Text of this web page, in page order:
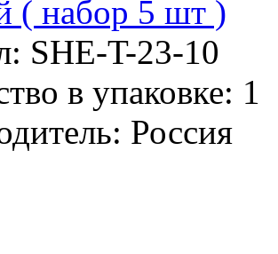
( набор 5 шт )
SHE-T-23-10
в упаковке: 1
Россия